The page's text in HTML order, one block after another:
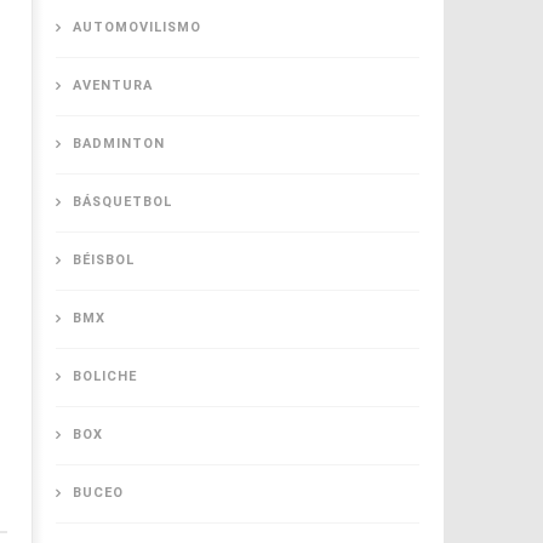
AUTOMOVILISMO
AVENTURA
BADMINTON
BÁSQUETBOL
BÉISBOL
BMX
BOLICHE
BOX
BUCEO